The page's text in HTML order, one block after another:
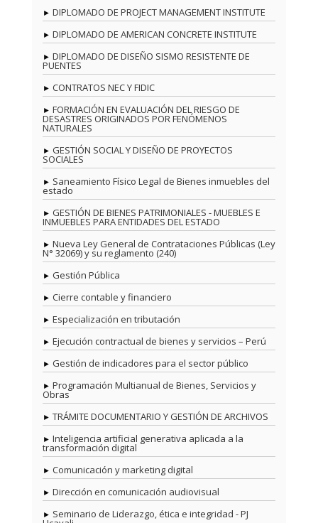
DIPLOMADO DE PROJECT MANAGEMENT INSTITUTE
DIPLOMADO DE AMERICAN CONCRETE INSTITUTE
DIPLOMADO DE DISEÑO SISMO RESISTENTE DE
PUENTES
CONTRATOS NEC Y FIDIC
FORMACIÓN EN EVALUACIÓN DEL RIESGO DE
DESASTRES ORIGINADOS POR FENÓMENOS
NATURALES
GESTIÓN SOCIAL Y DISEÑO DE PROYECTOS
SOCIALES
Saneamiento Físico Legal de Bienes inmuebles del
estado
GESTIÓN DE BIENES PATRIMONIALES - MUEBLES E
INMUEBLES PARA ENTIDADES DEL ESTADO
Nueva Ley General de Contrataciones Públicas (Ley
N° 32069) y su reglamento (240)
Gestión Pública
Cierre contable y financiero
Especialización en tributación
Ejecución contractual de bienes y servicios – Perú
Gestión de indicadores para el sector público
Programación Multianual de Bienes, Servicios y
Obras
TRÁMITE DOCUMENTARIO Y GESTIÓN DE ARCHIVOS
Inteligencia artificial generativa aplicada a la
transformación digital
Comunicación y marketing digital
Dirección en comunicación audiovisual
Seminario de Liderazgo, ética e integridad - PJ